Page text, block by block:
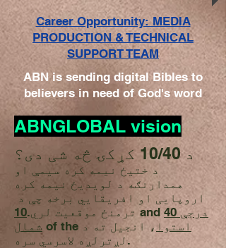
ABN is sending digital Bibles to
believers in need of God's word
Career Opportunity: MEDIA
PRODUCTION & TECHNICAL
SUPPORT TEAM
ABNGLOBAL vision
د 10/40 کړکۍ څه شی دی؟
د ختیځ نیمه کره سیمې او
همدارنګه د لویدیځ نیمه کره
اروپایی او افریقایي برخه چې د
ترمنځ موقعیت لري.10 and 40 درجې
شمال of the استوا ، انجیل ته د
لږترلږه لاسرسي سره.